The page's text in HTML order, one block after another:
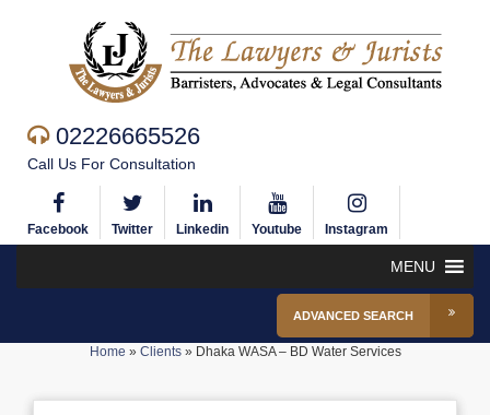
02226665526
Call Us For Consultation
Facebook Twitter Linkedin Youtube Instagram
MENU
ADVANCED SEARCH
Home » Clients» Dhaka WASA – BD Water Services